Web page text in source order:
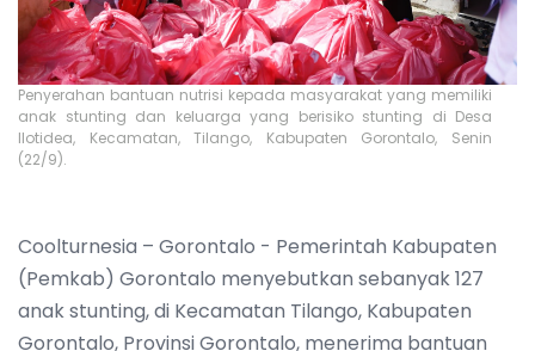
Penyerahan bantuan nutrisi kepada masyarakat yang memiliki
anak stunting dan keluarga yang berisiko stunting di Desa
Ilotidea, Kecamatan, Tilango, Kabupaten Gorontalo, Senin
(22/9).
Coolturnesia – Gorontalo - Pemerintah Kabupaten
(Pemkab) Gorontalo menyebutkan sebanyak 127
anak stunting, di Kecamatan Tilango, Kabupaten
Gorontalo, Provinsi Gorontalo, menerima bantuan